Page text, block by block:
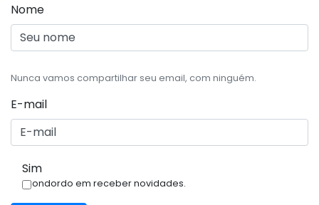
Nome
Nunca vamos compartilhar seu email, com ninguém.
E-mail
Sim
Condordo em receber novidades.